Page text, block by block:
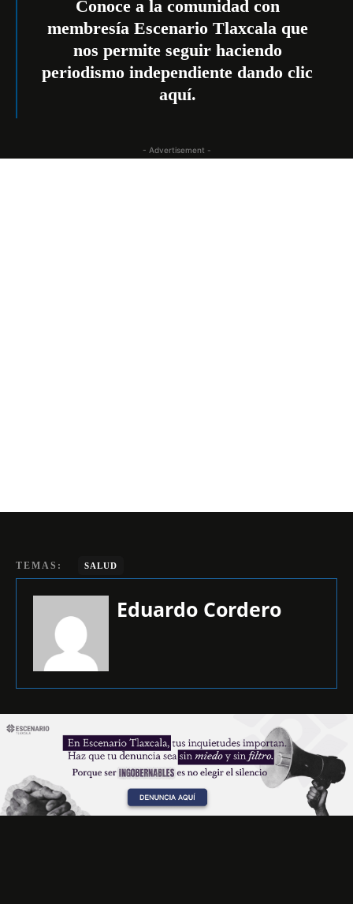
Conoce a la comunidad con
membresía Escenario Tlaxcala que
nos permite seguir haciendo
periodismo independiente dando clic
aquí.
- Advertisement -
TEMAS: SALUD
Eduardo Cordero